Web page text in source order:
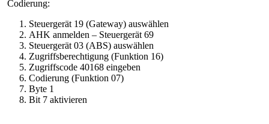
Codierung:
Steuergerät 19 (Gateway) auswählen
AHK anmelden – Steuergerät 69
Steuergerät 03 (ABS) auswählen
Zugriffsberechtigung (Funktion 16)
Zugriffscode 40168 eingeben
Codierung (Funktion 07)
Byte 1
Bit 7 aktivieren